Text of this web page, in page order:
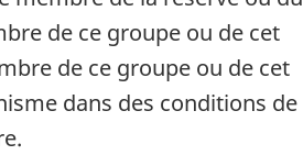
de ce groupe ou de cet
de ce groupe ou de cet
dans des conditions de